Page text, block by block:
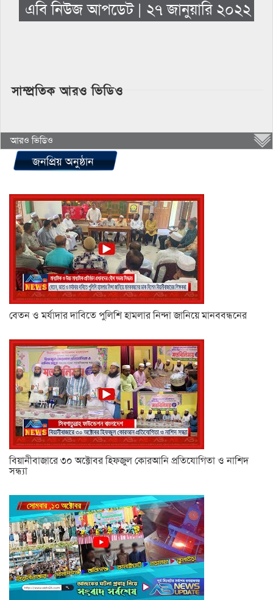
এবি নিউজ আপডেট | ২৭ জানুয়ারি ২০২২
সাম্প্রতিক আরও ভিডিও
আরও ভিডিও
জনপ্রিয় অনুষ্ঠান
বেতন ও মর্যাদার দাবিতে পুলিশি হামলার নিন্দা জানিয়ে মানববন্ধনের
বিয়ানীবাজারে ৩০ অক্টোবর হিফজুল কোরআনি প্রতিযোগিতা ও নাশিদ
সন্ধ্যা